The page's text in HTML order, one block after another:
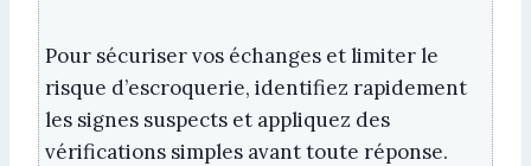
Pour sécuriser vos échanges et limiter le
risque d’escroquerie, identifiez rapidement
les signes suspects et appliquez des
vérifications simples avant toute réponse.